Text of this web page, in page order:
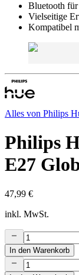
Bluetooth
Vielseitige
Kompatibel
Alles von Philips
Philips
E27
47,99 €
inkl. MwSt.
In den Warenkorb